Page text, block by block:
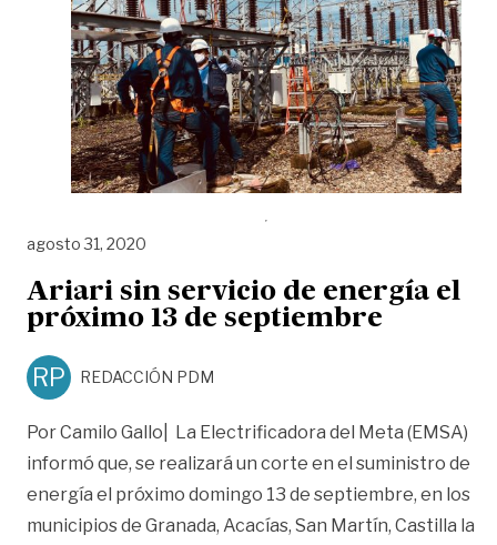
agosto 31, 2020
Ariari sin servicio de energía el
próximo 13 de septiembre
RP REDACCIÓN PDM
Por Camilo Gallo| La Electrificadora del Meta (EMSA)
informó que, se realizará un corte en el suministro de
energía el próximo domingo 13 de septiembre, en los
municipios de Granada, Acacías, San Martín, Castilla la